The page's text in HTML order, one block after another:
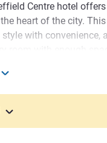
Centre hotel
heart of the city. This
with convenience,
the Crucible and
ride to Sheffield
enjoy some of the